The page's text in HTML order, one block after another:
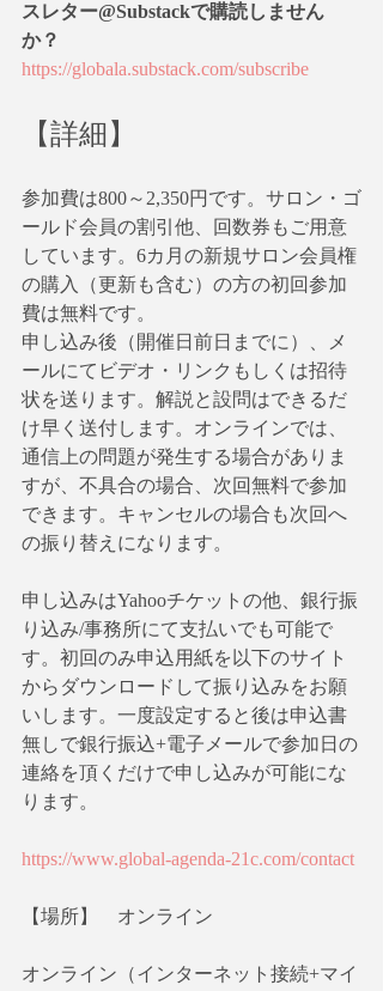
スレター@Substackで購読しません
か？
https://globala.substack.com/subscribe
【詳細】
参加費は800～2,350円です。サロン・ゴ
ールド会員の割引他、回数券もご用意
しています。6カ月の新規サロン会員権
の購入（更新も含む）の方の初回参加
費は無料です。
申し込み後（開催日前日までに）、メ
ールにてビデオ・リンクもしくは招待
状を送ります。解説と設問はできるだ
け早く送付します。オンラインでは、
通信上の問題が発生する場合がありま
すが、不具合の場合、次回無料で参加
できます。キャンセルの場合も次回へ
の振り替えになります。
申し込みはYahooチケットの他、銀行振
り込み/事務所にて支払いでも可能で
す。初回のみ申込用紙を以下のサイト
からダウンロードして振り込みをお願
いします。一度設定すると後は申込書
無しで銀行振込+電子メールで参加日の
連絡を頂くだけで申し込みが可能にな
ります。
https://www.global-agenda-21c.com/contact
【場所】　オンライン
オンライン（インターネット接続+マイ